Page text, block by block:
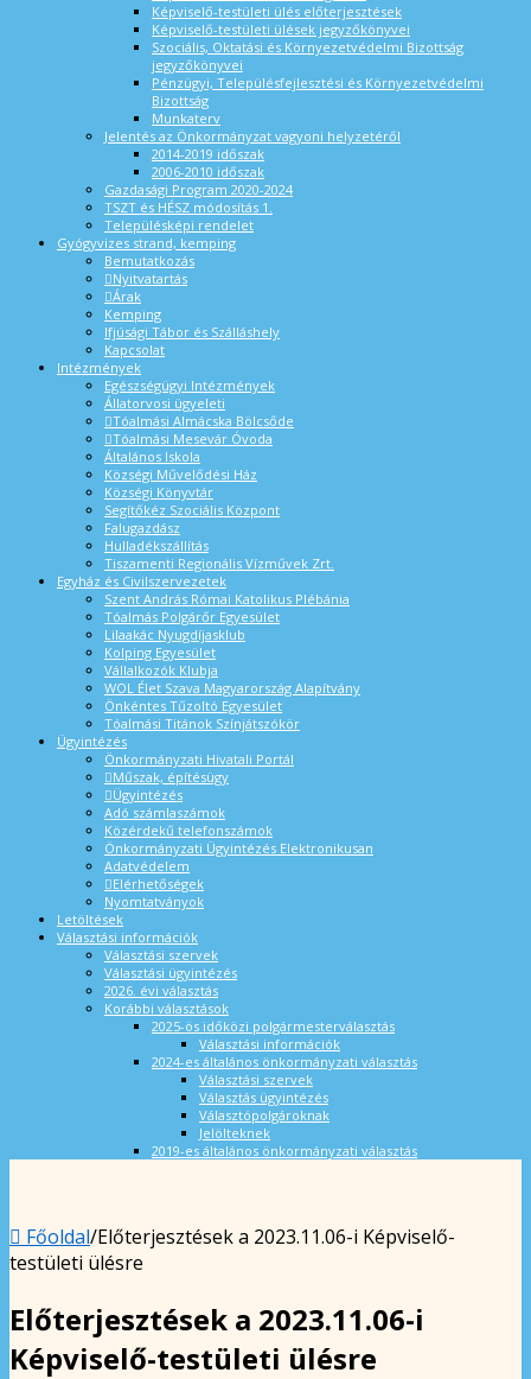
Képviselő-testületi ülés előterjesztések
Képviselő-testületi ülések jegyzőkönyvei
Szociális, Oktatási és Környezetvédelmi Bizottság
jegyzőkönyvei
Pénzügyi, Településfejlesztési és Környezetvédelmi
Bizottság
Munkaterv
Jelentés az Önkormányzat vagyoni helyzetéről
2014-2019 időszak
2006-2010 időszak
Gazdasági Program 2020-2024
TSZT és HÉSZ módosítás 1.
Településképi rendelet
Gyógyvizes strand, kemping
Bemutatkozás
Nyitvatartás
Árak
Kemping
Ifjúsági Tábor és Szálláshely
Kapcsolat
Intézmények
Egészségügyi Intézmények
Állatorvosi ügyeleti
Tóalmási Almácska Bölcsőde
Tóalmási Mesevár Óvoda
Általános Iskola
Községi Művelődési Ház
Községi Könyvtár
Segítőkéz Szociális Központ
Falugazdász
Hulladékszállítás
Tiszamenti Regionális Vízművek Zrt.
Egyház és Civilszervezetek
Szent András Római Katolikus Plébánia
Tóalmás Polgárőr Egyesület
Lilaakác Nyugdíjasklub
Kolping Egyesület
Vállalkozók Klubja
WOL Élet Szava Magyarország Alapítvány
Önkéntes Tűzoltó Egyesület
Tóalmási Titánok Színjátszókör
Ügyintézés
Önkormányzati Hivatali Portál
Műszak, építésügy
Ügyintézés
Adó számlaszámok
Közérdekű telefonszámok
Önkormányzati Ügyintézés Elektronikusan
Adatvédelem
Elérhetőségek
Nyomtatványok
Letöltések
Választási információk
Választási szervek
Választási ügyintézés
2026. évi választás
Korábbi választások
2025-ös időközi polgármesterválasztás
Választási információk
2024-es általános önkormányzati választás
Választási szervek
Választás ügyintézés
Választópolgároknak
Jelölteknek
2019-es általános önkormányzati választás
Főoldal/Előterjesztések a 2023.11.06-i Képviselő-
testületi ülésre
Előterjesztések a 2023.11.06-i
Képviselő-testületi ülésre